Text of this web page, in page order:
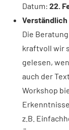
Datum: 22.
Die
kraftvoll wir
gelesen,
auch der
Workshop
z.B.